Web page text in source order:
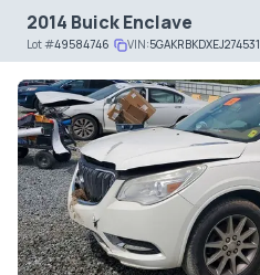
2014 Buick Enclave
Lot#49584746 VIN:5GAKRBKDXEJ274531